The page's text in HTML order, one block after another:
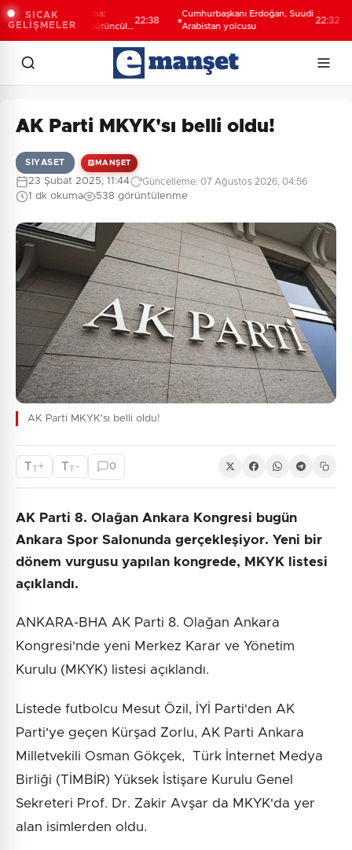
SICAK
GELİŞMELER
Vekili Şahin Biba:
geleceğini bütüncül
22:38
Cumhurbaşkanı Erdoğan, Suudi
Arabistan yolcusu
22:32
AK Parti MKYK'sı belli oldu!
SIYASET MANŞET
23 Şubat 2025, 11:44 Güncelleme: 07 Ağustos 2026, 04:56
1 dk okuma 538 görüntülenme
AK Parti MKYK'sı belli oldu!
TT+ TT - 0
AK Parti 8. Olağan Ankara Kongresi bugün
Ankara Spor Salonunda gerçekleşiyor. Yeni bir
dönem vurgusu yapılan kongrede, MKYK listesi
açıklandı.
ANKARA-BHA AK Parti 8. Olağan Ankara
Kongresi'nde yeni Merkez Karar ve Yönetim
Kurulu (MKYK) listesi açıklandı.
Listede futbolcu Mesut Özil, İYİ Parti'den AK
Parti'ye geçen Kürşad Zorlu, AK Parti Ankara
Milletvekili Osman Gökçek, Türk İnternet Medya
Birliği (TİMBİR) Yüksek İstişare Kurulu Genel
Sekreteri Prof. Dr. Zakir Avşar da MKYK'da yer
alan isimlerden oldu.